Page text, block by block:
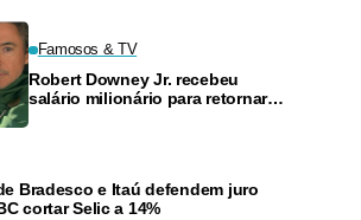
Famosos & TV
Robert Downey Jr. recebeu
salário milionário para retornar à
Bradesco e Itaú defendem juro
cortar Selic a 14%